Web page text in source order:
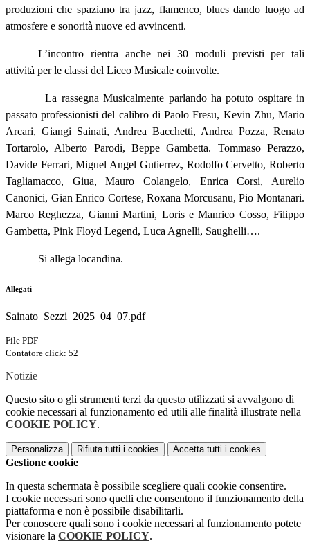
produzioni che spaziano tra jazz, flamenco, blues dando luogo ad
atmosfere e sonorità nuove ed avvincenti.
L’incontro rientra anche nei 30 moduli previsti per tali
attività per le classi del Liceo Musicale coinvolte.
La rassegna Musicalmente parlando ha potuto ospitare in
passato professionisti del calibro di Paolo Fresu, Kevin Zhu, Mario
Arcari, Giangi Sainati, Andrea Bacchetti, Andrea Pozza, Renato
Tortarolo, Alberto Parodi, Beppe Gambetta. Tommaso Perazzo,
Davide Ferrari, Miguel Angel Gutierrez, Rodolfo Cervetto, Roberto
Tagliamacco, Giua, Mauro Colangelo, Enrica Corsi, Aurelio
Canonici, Gian Enrico Cortese, Roxana Morcusanu, Pio Montanari.
Marco Reghezza, Gianni Martini, Loris e Manrico Cosso, Filippo
Gambetta, Pink Floyd Legend, Luca Agnelli, Saughelli….
Si allega locandina.
Allegati
Sainato_Sezzi_2025_04_07.pdf
File PDF
Contatore click: 52
Notizie
Questo sito o gli strumenti terzi da questo utilizzati si avvalgono di
cookie necessari al funzionamento ed utili alle finalità illustrate nella
COOKIE POLICY.
Personalizza Rifiuta tutti i cookies Accetta tutti i cookies
Gestione cookie
In questa schermata è possibile scegliere quali cookie consentire.
I cookie necessari sono quelli che consentono il funzionamento della
piattaforma e non è possibile disabilitarli.
Per conoscere quali sono i cookie necessari al funzionamento potete
visionare la COOKIE POLICY.